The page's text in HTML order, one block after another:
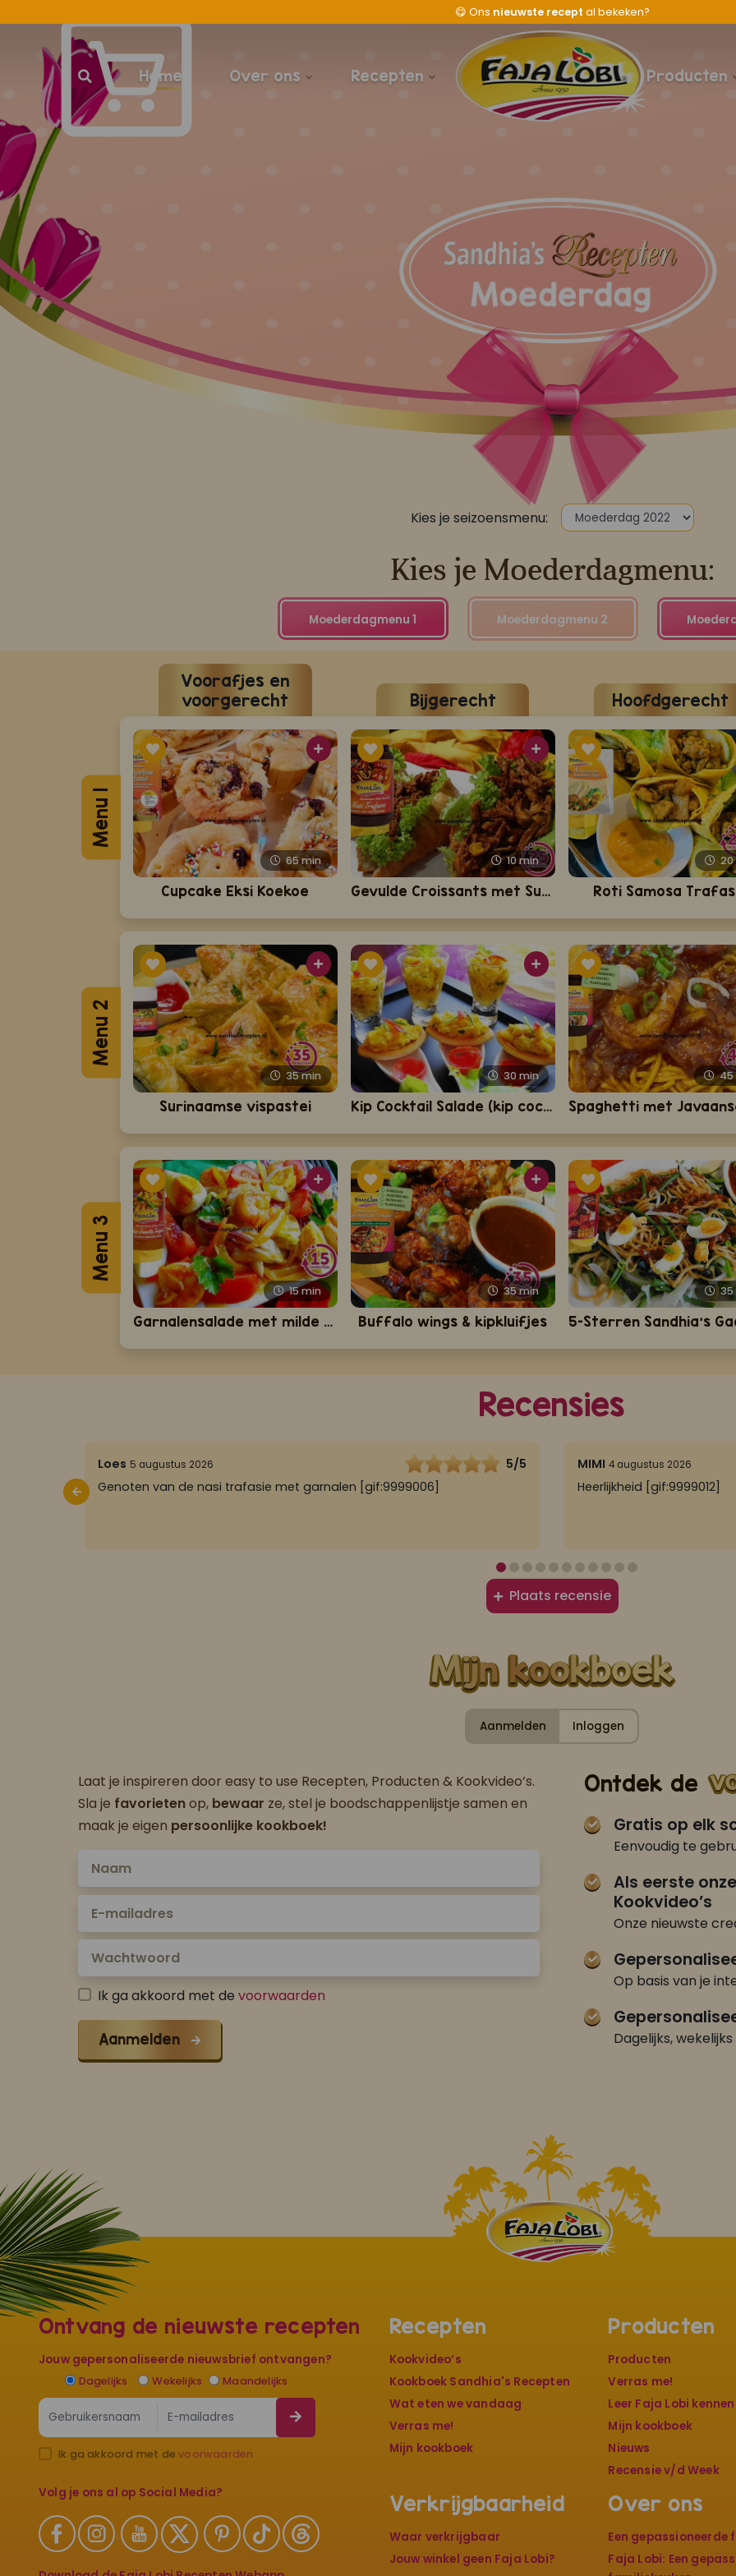
😋 Ons nieuwste recept al bekeken?
Home Over ons Recepten Producten
Kies je seizoensmenu:
Kies je Moederdagmenu:
Moederdagmenu 1 Moederdagmenu 2
Voorafjes en
voorgerecht
Bijgerecht Hoofdgerecht
Menu 1
65min
Cupcake Eksi Koekoe
10min
Gevulde Croissants met Surinaamse kip
20
Roti Samosa
Menu 2
35min
Surinaamse vispastei
30min
Kip Cocktail Salade (kip cocktail salade met milde Madam Jeanette saus)
45
Menu 3
15min
Garnalensalade met milde Madam Jeanette dressing
35min
Buffalo wings & kipkluifjes
35
Recensies
Loes 5 augustus 2026
5/5
Genoten van de nasi trafasie met garnalen [gif:9999006]
MIMI 4 augustus 2026
Heerlijkheid [gif:9999012]
Plaats recensie
Aanmelden Inloggen
Laat je inspireren door easy to use Recepten, Producten & Kookvideo’s.
Sla je favorietenop, bewaar ze, stel je boodschappenlijstje samen en
maak je eigen persoonlijke kookboek!
Ik ga akkoord met de voorwaarden
Aanmelden
Ontdek de
Gratis op elk
Eenvoudig te
Als eerste
Kookvideo’s
Onze nieuwste
Op basis van je
Dagelijks,
Ontvang de nieuwste recepten
Jouw gepersonaliseerde nieuwsbrief ontvangen?
Dagelijks Wekelijks Maandelijks
Ik ga akkoord met devoorwaarden
Volg je ons al op Social Media?
Recepten
Kookvideo’s
Kookboek Sandhia's Recepten
Wat eten we vandaag
Verras me!
Mijn kookboek
Producten
Producten
Verras me!
Leer Faja Lobi kennen
Mijn kookboek
Nieuws
Recensie v/d Week
Verkrijgbaarheid
Waar verkrijgbaar
Jouw winkel geen Faja Lobi?
Over ons
Een gepassioneerde
Faja Lobi: Een